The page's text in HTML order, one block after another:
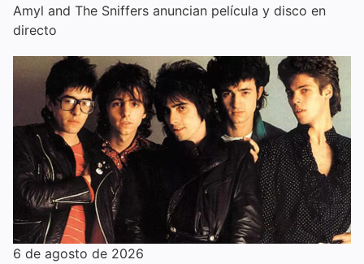
Amyl and The Sniffers anuncian película y disco en
directo
6 de agosto de 2026